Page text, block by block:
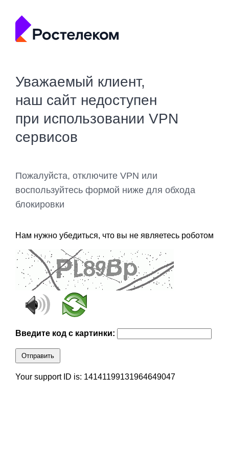
Уважаемый клиент,
наш сайт недоступен
при использовании VPN
сервисов
Пожалуйста, отключите VPN или
воспользуйтесь формой ниже для обхода
блокировки
Нам нужно убедиться, что вы не являетесь роботом
Введите код с картинки:
Отправить
Your support ID is: 14141199131964649047